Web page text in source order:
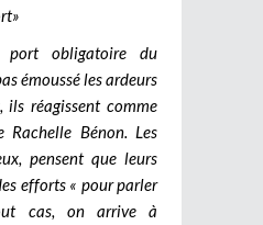
port obligatoire du
émoussé les ardeurs
ils réagissent comme
Rachelle Bénon. Les
pensent que leurs
efforts « pour parler
cas, on arrive à